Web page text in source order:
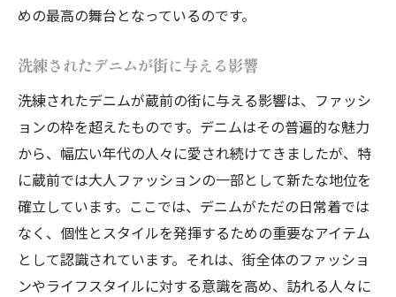
大人ファッションが街に溶け込む瞬間
大人デニムがもたらす街の新しい顔
蔵前で感じるデニムファッションの深み
街並みに映える大人のデニム選び
大人ファッションの新しい風を感じる蔵前のデ
ニムスタイル
蔵前で体験するデニムファッションの進化
デニムが映し出す新しい大人の風格
蔵前で感じるデニムの新たな魅力
めの最高の舞台となっているのです。
洗練されたデニムが街に与える影響
洗練されたデニムが蔵前の街に与える影響は、ファッシ
ョンの枠を超えたものです。デニムはその普遍的な魅力
から、幅広い年代の人々に愛され続けてきましたが、特
に蔵前では大人ファッションの一部として新たな地位を
確立しています。ここでは、デニムがただの日常着では
なく、個性とスタイルを発揮するための重要なアイテム
として認識されています。それは、街全体のファッショ
ンやライフスタイルに対する意識を高め、訪れる人々に